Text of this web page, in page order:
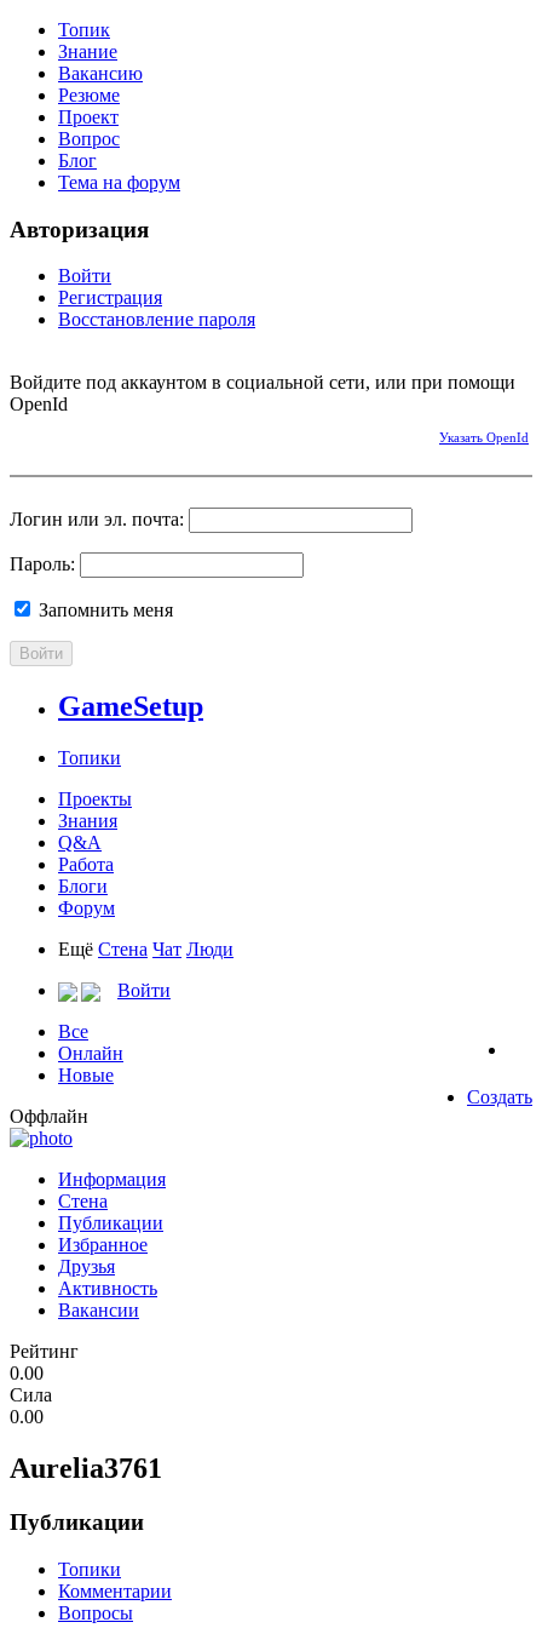
Топик
Знание
Вакансию
Резюме
Проект
Вопрос
Блог
Тема на форум
Авторизация
Войти
Регистрация
Восстановление пароля
Войдите под аккаунтом в социальной сети, или при помощи
OpenId
Указать OpenId
Логин или эл. почта:
Пароль:
Запомнить меня
Войти
GameSetup
Топики
Проекты
Знания
Q&A
Работа
Блоги
Форум
Ещё Стена Чат Люди
Войти
Все
Онлайн
Новые
Создать
Оффлайн
Информация
Стена
Публикации
Избранное
Друзья
Активность
Вакансии
Рейтинг
0.00
Сила
0.00
Aurelia3761
Публикации
Топики
Комментарии
Вопросы